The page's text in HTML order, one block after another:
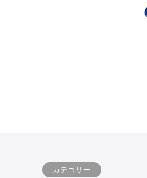
カテゴリー